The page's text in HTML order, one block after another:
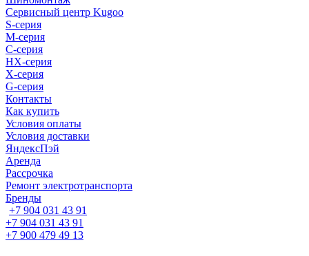
Сервисный центр Kugoo
S-cерия
M-серия
С-серия
HX-серия
X-серия
G-серия
Контакты
Как купить
Условия оплаты
Условия доставки
ЯндексПэй
Аренда
Рассрочка
Ремонт электротранспорта
Бренды
+7 904 031 43 91
+7 904 031 43 91
+7 900 479 49 13